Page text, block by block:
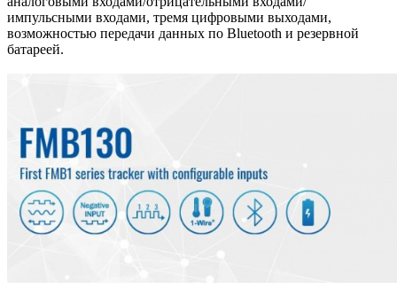
импульсными входами, тремя цифровыми выходами,
возможностью передачи данных по Bluetooth и резервной
батареей.